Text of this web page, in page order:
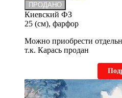
ПРОДАНО
Киевский ФЗ
25 (см), фарфор
Можно приобрести
т.к. Карась продан